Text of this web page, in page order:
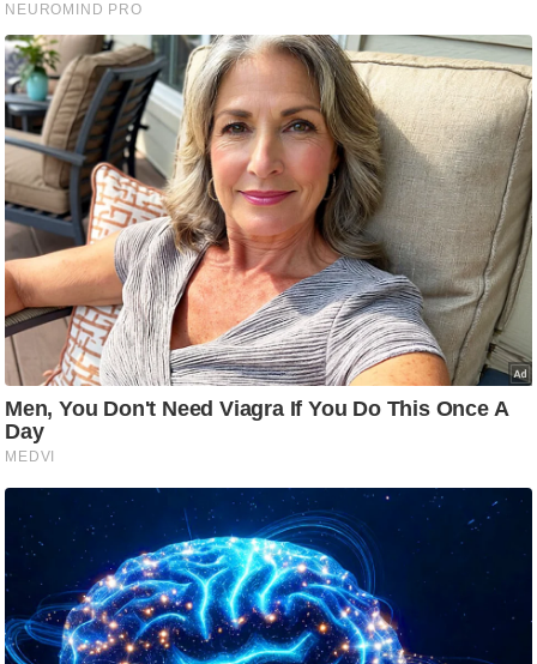
स्तं
भ
ए
म
.
आ
र
आ
ई
.
चा
य
प
र
मी
क्षा
ध
र्म